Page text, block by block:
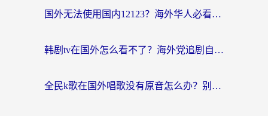
国外无法使用国内12123？海外华人必看：选对回国加速器，解决迪拜语音+12123访问难题
韩剧tv在国外怎么看不了？海外党追剧自由的终极解决方案来了
全民k歌在国外唱歌没有原音怎么办？别让地域限制毁了你的麦霸时刻